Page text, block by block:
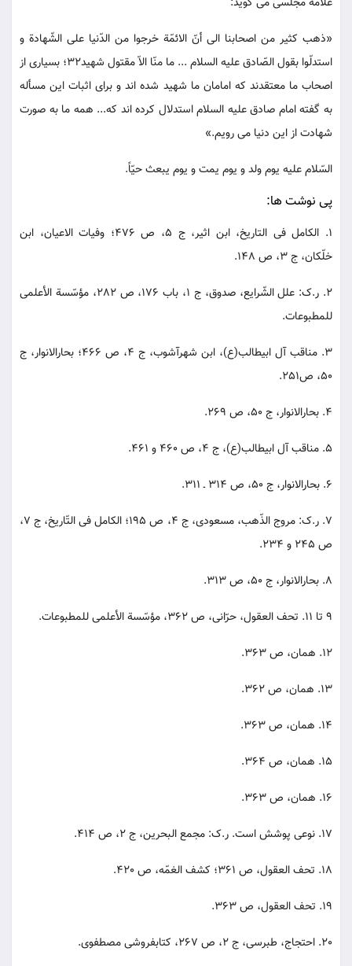
«ذهب کثیر من اصحابنا الی أنّ الائمّة خرجوا من الدّنیا علی الشّهادة و
استدلّوا بقول الصّادق علیه السلام ... ما منّا الاّ مقتول شهید32؛ بسیاری از
اصحاب ما معتقدند که امامان ما شهید شده اند و برای اثبات این مسأله
به گفته امام صادق علیه السلام استدلال کرده اند که... همه ما به صورت
شهادت از این دنیا می رویم.»
السّلام علیه یوم ولد و یوم یمت و یوم یبعث حیّاً.
پی نوشت ها:
1. الکامل فی التاریخ، ابن اثیر، ج 5، ص 476؛ وفیات الاعیان، ابن
خلّکان، ج 3، ص 148.
2. ر.ک: علل الشّرایع، صدوق، ج 1، باب 176، ص 282، مؤسّسة الأعلمی
للمطبوعات.
3. مناقب آل ابیطالب(ع)، ابن شهرآشوب، ج 4، ص 466؛ بحارالانوار، ج
50، ص251.
4. بحارالانوار، ج 50، ص 269.
5. مناقب آل ابیطالب(ع)، ج 4، ص 460 و 461.
6. بحارالانوار، ج 50، ص 314 ـ 311.
7. ر.ک: مروج الذّهب، مسعودی، ج 4، ص 195؛ الکامل فی التّاریخ، ج 7،
ص 245 و 234.
8. بحارالانوار، ج 50، ص 313.
9 تا 11. تحف العقول، حرّانی، ص 362، مؤسّسة الأعلمی للمطبوعات.
12. همان، ص 363.
13. همان، ص 362.
14. همان، ص 363.
15. همان، ص 364.
16. همان، ص 363.
17. نوعی پوشش است. ر.ک: مجمع البحرین، ج 2، ص 414.
18. تحف العقول، ص 361؛ کشف الغمّه، ص 420.
19. تحف العقول، ص 363.
20. احتجاج، طبرسی، ج 2، ص 267، کتابفروشی مصطفوی.